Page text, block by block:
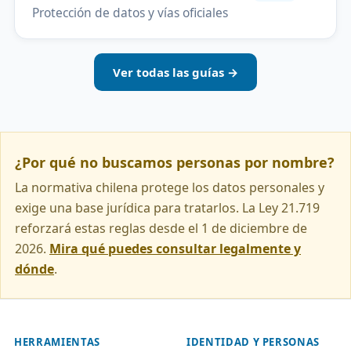
Protección de datos y vías oficiales
Ver todas las guías →
¿Por qué no buscamos personas por nombre?
La normativa chilena protege los datos personales y
exige una base jurídica para tratarlos. La Ley 21.719
reforzará estas reglas desde el 1 de diciembre de
2026. Mira qué puedes consultar legalmente y
dónde.
HERRAMIENTAS IDENTIDAD Y PERSONAS